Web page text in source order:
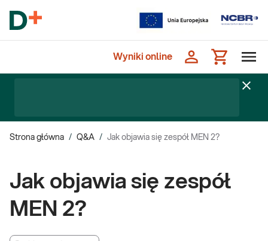
Wyniki online
Strona główna / Q&A / Jak objawia się zespół MEN 2?
Jak objawia się zespół
MEN 2?